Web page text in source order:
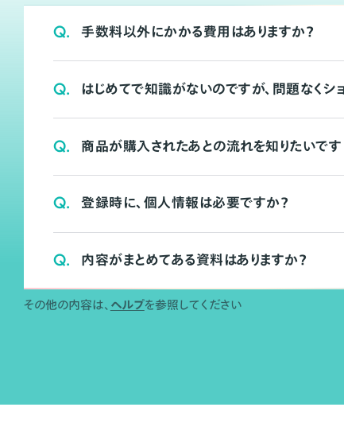
Q. 手数料以外にかかる費用はありますか？
Q. はじめてで知識がないのですが、問題なくシ
Q. 商品が購入されたあとの流れを知りたいです
Q. 登録時に、個人情報は必要ですか？
Q. 内容がまとめてある資料はありますか？
その他の内容は、 ヘルプを参照してください